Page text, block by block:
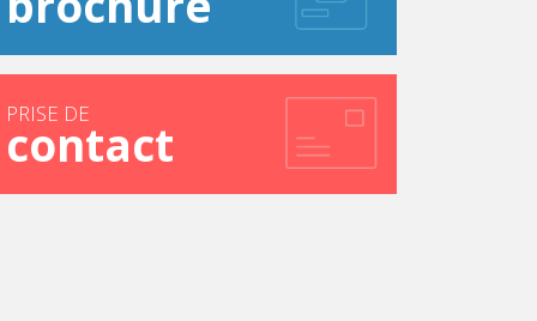
PRISE DE
contact